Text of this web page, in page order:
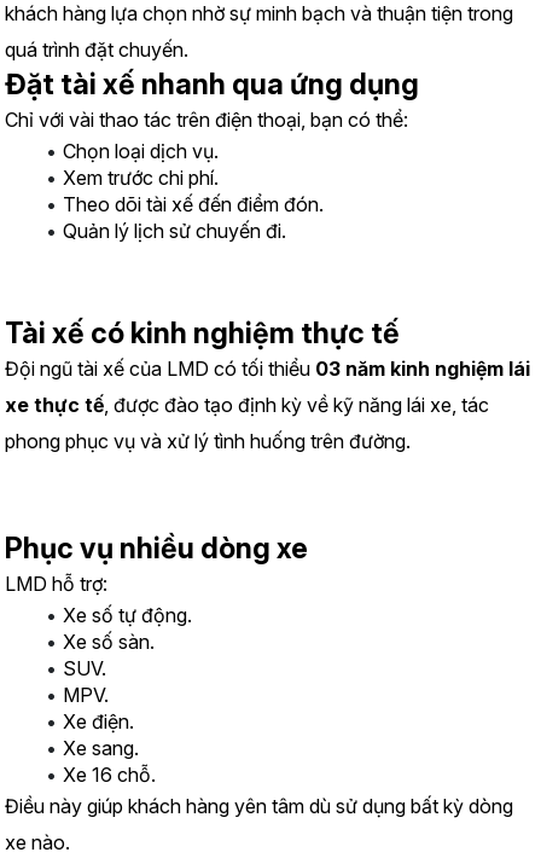
khách hàng lựa chọn nhờ sự minh bạch và thuận tiện trong
quá trình đặt chuyến.
Đặt tài xế nhanh qua ứng dụng
Chỉ với vài thao tác trên điện thoại, bạn có thể:
Chọn loại dịch vụ.
Xem trước chi phí.
Theo dõi tài xế đến điểm đón.
Quản lý lịch sử chuyến đi.
Tài xế có kinh nghiệm thực tế
Đội ngũ tài xế của LMD có tối thiểu 03 năm kinh nghiệm lái
xe thực tế, được đào tạo định kỳ về kỹ năng lái xe, tác
phong phục vụ và xử lý tình huống trên đường.
Phục vụ nhiều dòng xe
LMD hỗ trợ:
Xe số tự động.
Xe số sàn.
SUV.
MPV.
Xe điện.
Xe sang.
Xe 16 chỗ.
Điều này giúp khách hàng yên tâm dù sử dụng bất kỳ dòng
xe nào.